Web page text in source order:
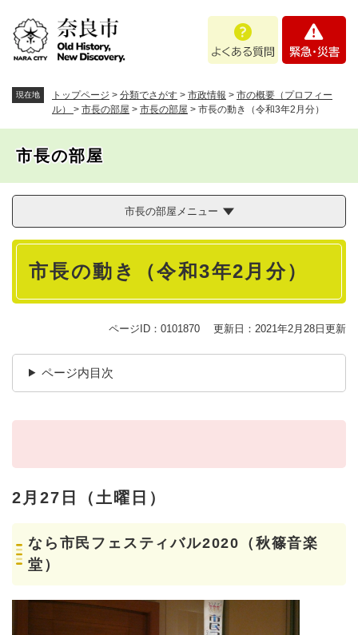
あ
問
・
現在地 トップページ > 分類でさがす > 市政情報 > 市の概要（プロフィー
ル） > 市長の部屋 > 市長の部屋 > 市長の動き（令和3年2月分）
市長の部屋
市長の部屋メニュー
本
市長の動き（令和3年2月分）
ページID：0101870 更新日：2021年2月28日更新
ページ内目次
2月27日（土曜日）
なら市民フェスティバル2020（秋篠音楽
堂）